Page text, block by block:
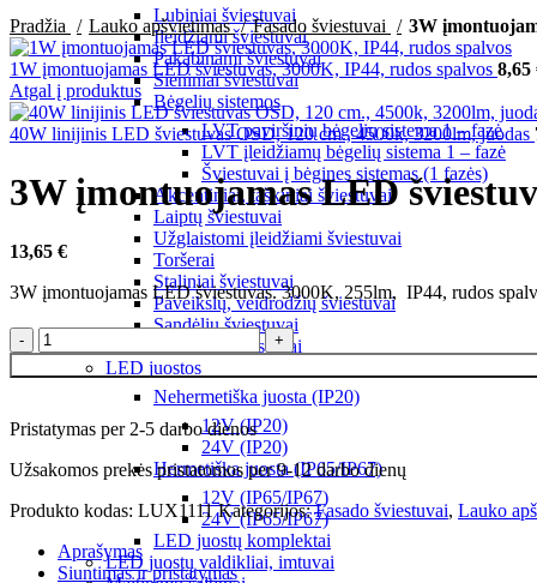
Lubiniai šviestuvai
Įleidžiami šviestuvai
Pakabinami šviestuvai
Sieniniai šviestuvai
Bėgelių sistemos
LVT paviršinių bėgelių sistema 1 – fazė
LVT įleidžiamų bėgelių sistema 1 – fazė
Šviestuvai į bėgines sistemas (1 fazės)
Akcentiniai, taškiniai šviestuvai
Laiptų šviestuvai
Užglaistomi įleidžiami šviestuvai
Toršerai
Staliniai šviestuvai
Paveikslų, veidrodžių šviestuvai
Sandėlių šviestuvai
Avariniai šviestuvai
LED juostos
Nehermetiška juosta (IP20)
12V (IP20)
24V (IP20)
Hermetiška juosta (IP65/IP67)
12V (IP65/IP67)
24V (IP65/IP67)
LED juostų komplektai
LED juostų valdikliai, imtuvai
Pradžia
Lauko apšvietimas Fasado šviestuvai 3W
1W įmontuojamas LED šviestuvas, 3000K, IP44, rudos spalvos 8,65
Atgal į produktus
40W linijinis LED šviestuvas OSD, 120 cm., 4500k, 3200lm, juodas
3W įmontuojamas LED
13,65 €
3W įmontuojamas LED šviestuvas. 3000K, 255lm, IP44, rudos
Pristatymas per 2-5 darbo dienos
Užsakomos prekės pristatomos per 9-12 darbo dienų
Produkto kodas: LUX1111Kategorijos: Fasado šviestuvai, Lauko
Aprašymas
Siuntimas ir pristatymas